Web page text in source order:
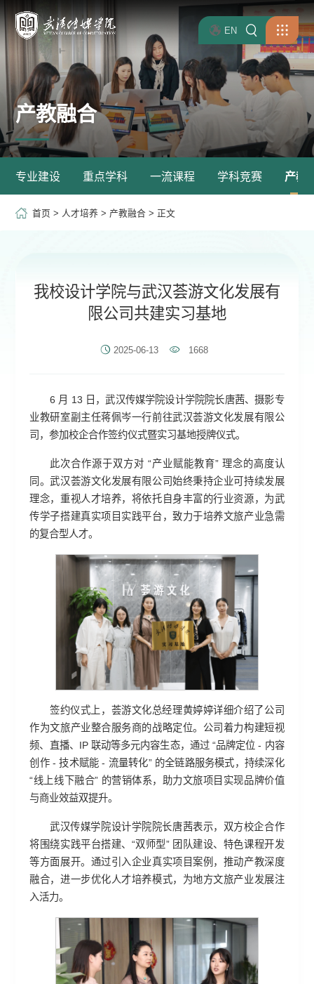
EN
产教融合
专业建设 重点学科 一流课程 学科竞赛 产教
首页 > 人才培养 > 产教融合 > 正文
我校设计学院与武汉荟游文化发展有
限公司共建实习基地
2025-06-13 1668
6 月 13 日，武汉传媒学院设计学院院长唐茜、摄影专
业教研室副主任蒋佩岑一行前往武汉荟游文化发展有限公
司，参加校企合作签约仪式暨实习基地授牌仪式。
此次合作源于双方对 “产业赋能教育” 理念的高度认
同。武汉荟游文化发展有限公司始终秉持企业可持续发展
理念，重视人才培养，将依托自身丰富的行业资源，为武
传学子搭建真实项目实践平台，致力于培养文旅产业急需
的复合型人才。
签约仪式上，荟游文化总经理黄婷婷详细介绍了公司
作为文旅产业整合服务商的战略定位。公司着力构建短视
频、直播、IP 联动等多元内容生态，通过 “品牌定位 - 内容
创作 - 技术赋能 - 流量转化” 的全链路服务模式，持续深化
“线上线下融合” 的营销体系，助力文旅项目实现品牌价值
与商业效益双提升。
武汉传媒学院设计学院院长唐茜表示，双方校企合作
将围绕实践平台搭建、“双师型” 团队建设、特色课程开发
等方面展开。通过引入企业真实项目案例，推动产教深度
融合，进一步优化人才培养模式，为地方文旅产业发展注
入活力。